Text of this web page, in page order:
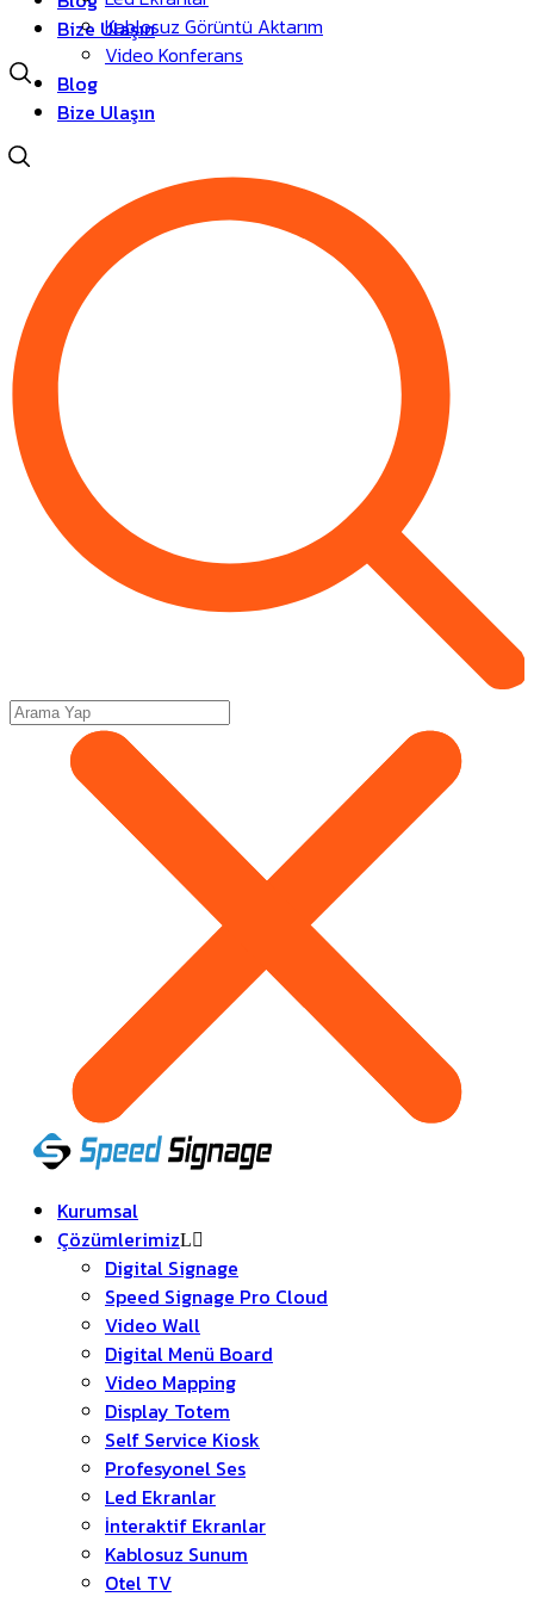
Bize UlaşınKablosuz Görüntü Aktarım
Video Konferans
Blog
Bize Ulaşın
Kurumsal
Çözümlerimiz
Digital Signage
Speed Signage Pro Cloud
Video Wall
Digital Menü Board
Video Mapping
Display Totem
Self Service Kiosk
Profesyonel Ses
Led Ekranlar
İnteraktif Ekranlar
Kablosuz Sunum
Otel TV